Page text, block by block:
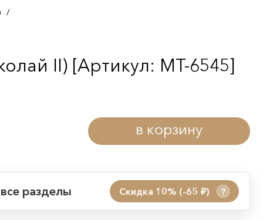
/
II) [Артикул: MT-6545]
в корзину
разделы Скидка 10% (-65 руб.) ?